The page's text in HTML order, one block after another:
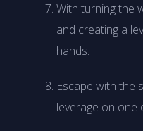
With turning the
and creating a
hands.
Escape with the
leverage on one